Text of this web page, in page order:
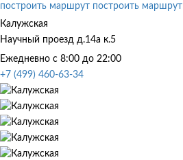
построить маршрут построить маршрут
Калужская
Научный проезд д.14а к.5
Ежедневно с 8:00 до 22:00
+7 (499) 460-63-34